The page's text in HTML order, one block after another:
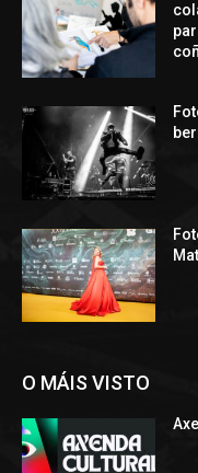
O MÁIS VISTO